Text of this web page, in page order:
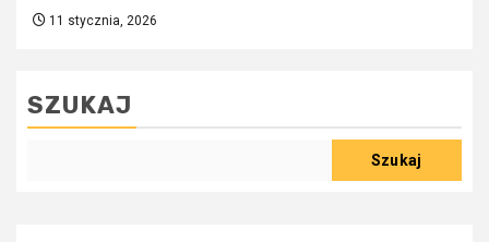
11 stycznia, 2026
SZUKAJ
Szukaj